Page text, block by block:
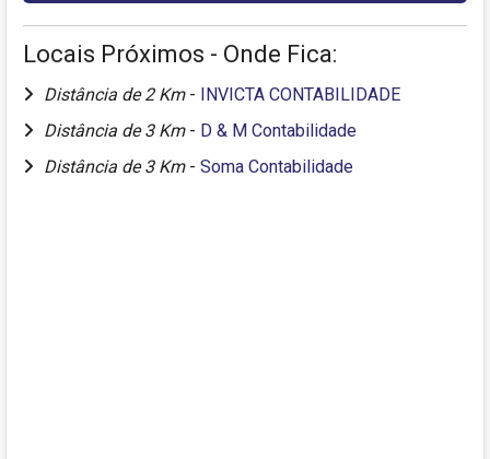
Locais Próximos - Onde Fica:
Distância de 2 Km - INVICTA CONTABILIDADE
Distância de 3 Km - D & M Contabilidade
Distância de 3 Km - Soma Contabilidade